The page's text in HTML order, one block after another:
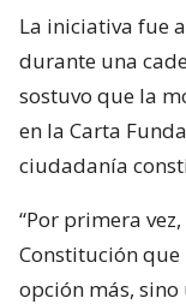
La iniciativa fue
durante una
sostuvo que la
en la Carta
ciudadanía
“Por primera
Constitución que
opción más, sino